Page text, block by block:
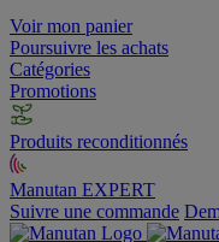
Voir mon panier
Poursuivre les achats
Catégories
Promotions
Produits reconditionnés
Manutan EXPERT
Suivre une commande